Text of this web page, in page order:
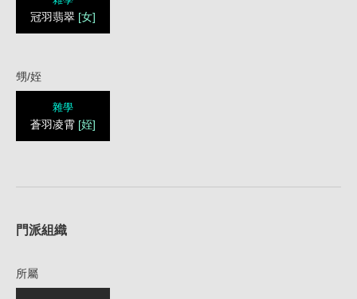
冠羽翡翠 [女]
甥/姪
雜學
蒼羽凌霄 [姪]
門派組織
所屬